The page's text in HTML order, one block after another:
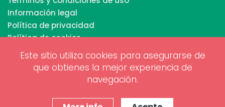
Este sitio utiliza cookies para asegurarse de
que obtienes la mejor experiencia de
navegación.
Información legal
Política de privacidad
Política de cookies
Copyrights © 2026 All Rights Reserved by Biosphere
Responsible Tourism Inc.
www.projectesainternet.com